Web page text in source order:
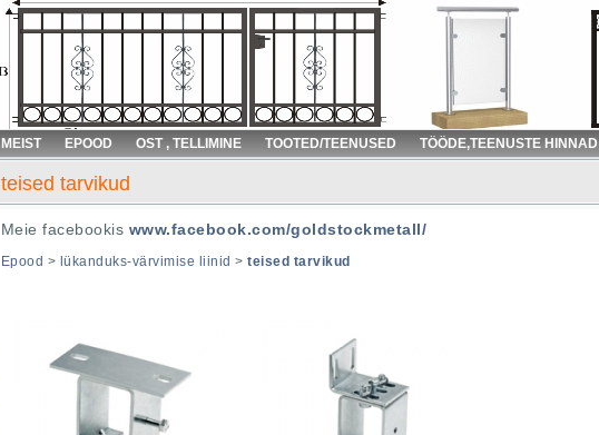
MEIST EPOOD OST , TELLIMINE TOOTED/TEENUSED TÖÖDE,TEENUSTE HINNAD
teised tarvikud
Meie facebookis www.facebook.com/goldstockmetall/
Epood > lükanduks-värvimise liinid > teised tarvikud